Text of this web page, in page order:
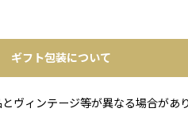
ギフト包装について
ヴィンテージ等が異なる場合が